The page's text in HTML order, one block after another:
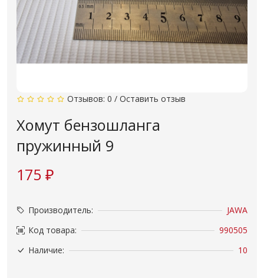
Отзывов: 0 / Оставить отзыв
Хомут бензошланга
пружинный 9
175 ₽
Производитель:
JAWA
Код товара:
990505
Наличие:
10